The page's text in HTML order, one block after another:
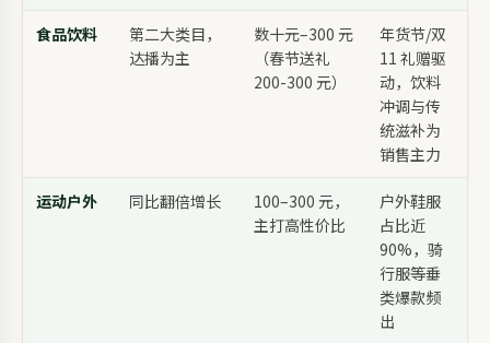
食品饮料
第二大类目，
达播为主
数十元–300 元
（春节送礼
200-300 元）
年货节/双
11 礼赠驱
动，饮料
冲调与传
统滋补为
销售主力
运动户外 同比翻倍增长
100–300 元，
主打高性价比
户外鞋服
占比近
90%，骑
行服等垂
类爆款频
出